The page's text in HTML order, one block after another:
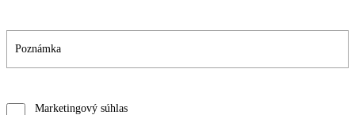
Marketingový súhlas